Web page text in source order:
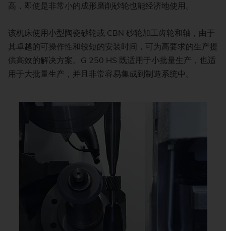
高，即使是非常小的成形磨削砂轮也能经济地使用。
该机床使用小型陶瓷砂轮或 CBN 砂轮加工齿轮和轴，由于
其卓越的可操作性和较短的安装时间，可为高要求的生产提
供高效的解决方案。G 250 HS 既适用于小批量生产，也适
用于大批量生产，并且非常容易集成到制造系统中。